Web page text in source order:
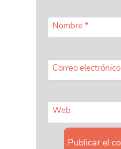
Nombre*
Correo electrónico
Web